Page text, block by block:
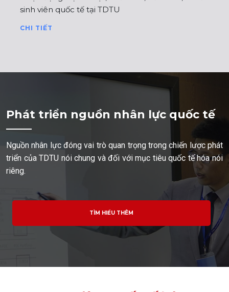
sinh viên quốc tế tại TDTU
CHI TIẾT
Phát triển nguồn nhân lực quốc tế
Nguồn nhân lực đóng vai trò quan trọng trong chiến lược phát
triển của TDTU nói chung và đối với mục tiêu quốc tế hóa nói
riêng.
TÌM HIỂU THÊM